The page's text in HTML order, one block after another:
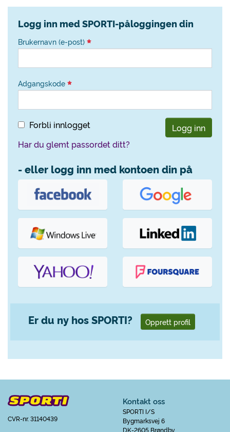
Logg inn med SPORTI-påloggingen din
Brukernavn (e-post)
Adgangskode
Forbli innlogget
Logg inn
Har du glemt passordet ditt?
- eller logg inn med kontoen din på
Er du ny hos SPORTI? Opprett profil
CVR-nr. 31140439
Kontakt oss
SPORTI I/S
Bygmarksvej 6
DK-2605 Brøndby